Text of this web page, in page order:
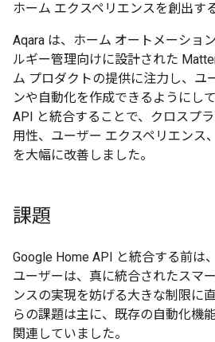
ホーム エクスペリエンスを創出す
Aqara は、ホーム オートメーショ
ルギー管理向けに設計された
ム プロダクトの提供に注力し、ユ
ンや自動化を作成できるようにし
API と統合することで、クロスプ
用性、ユーザー エクスペリエンス
を大幅に改善しました。
課題
Google Home API と統合する前は、
ユーザーは、真に統合されたスマ
ンスの実現を妨げる大きな制限に
らの課題は主に、既存の自動化機
関連していました。